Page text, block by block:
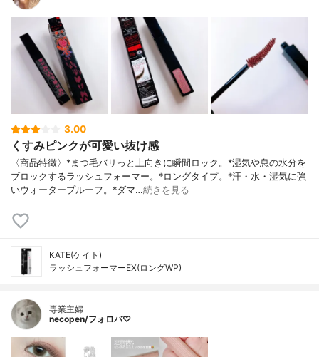
3.00
くすみピンクが可愛い抜け感
〈商品特徵〉*まつ毛バリっと上向きに瞬間ロック。*湿気や息の水分を
ブロックするラッシュフォーマー。*ロングタイプ。*汗・水・湿気に強
いウォータープルーフ。*ダマ…続きを見る
KATE(ケイト)
ラッシュフォーマーEX(ロングWP)
専業主婦
necopen/フォロバ♡